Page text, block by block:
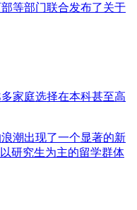
等部门联合发布了关于
家庭选择在本科甚至高
潮出现了一个显著的新
研究生为主的留学群体